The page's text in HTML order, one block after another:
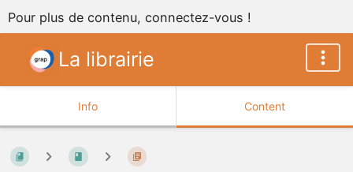
Pour plus de contenu, connectez-vous !
La librairie
Info Content